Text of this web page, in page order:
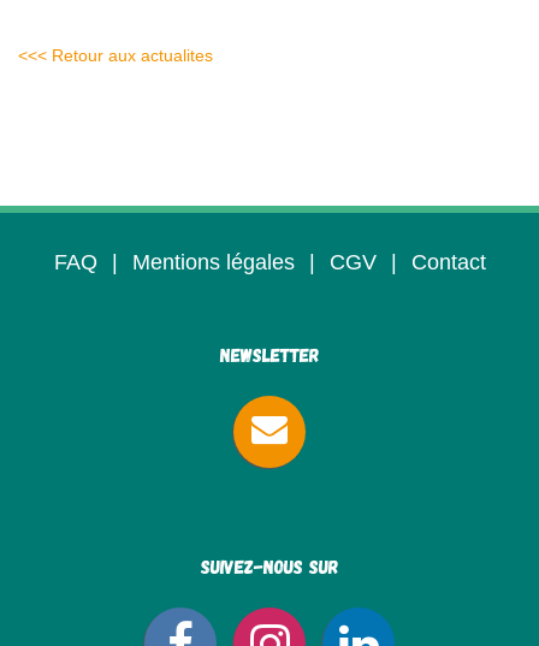
<<< Retour aux actualites
FAQ Mentions légales CGV Contact
Newsletter
Suivez-nous sur